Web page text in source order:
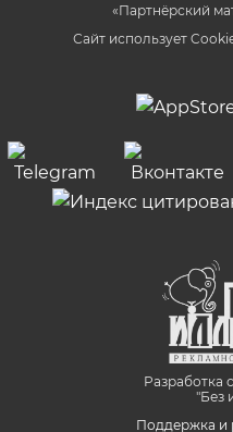
«Партнёрский
Сайт использует
Разработка
"Без
Поддержка и